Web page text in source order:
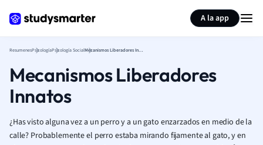
A la app
ResumenesPsicologíaPsicología Social Mecanismos Liberadores Innatos
Mecanismos Liberadores
Innatos
¿Has visto alguna vez a un perro y a un gato enzarzados en medio de la
calle? Probablemente el perro estaba mirando fijamente al gato, y en
Resumir página